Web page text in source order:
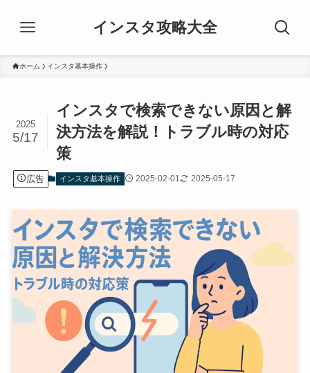
インスタ攻略大全
ホーム インスタ基本操作
インスタで検索できない原因と解
決方法を解説！トラブル時の対応
策
2025
5/17
広告 インスタ基本操作 2025-02-01 2025-05-17